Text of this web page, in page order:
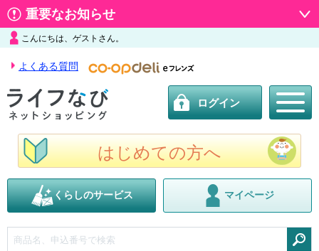
重要なお知らせ
こんにちは、ゲストさん。
よくある質問
ログイン
はじめての方へ
くらしのサービス マイページ